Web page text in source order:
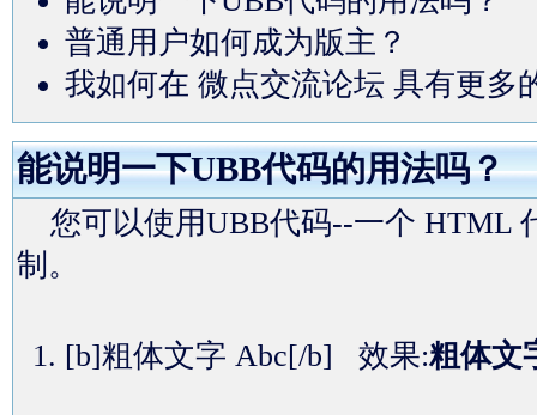
普通用户如何成为版主？
我如何在 微点交流论坛 具有更多
能说明一下UBB代码的用法吗？
您可以使用UBB代码--一个 HTML
制。
[b]粗体文字 Abc[/b] 效果:粗体文